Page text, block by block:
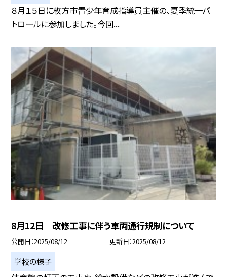
８月１５日に枚方市青少年育成指導員主催の、夏季統一パ
トロールに参加しました。今回...
8月12日 改修工事に伴う車両通行規制について
公開日 2025/08/12 更新日 2025/08/12
学校の様子